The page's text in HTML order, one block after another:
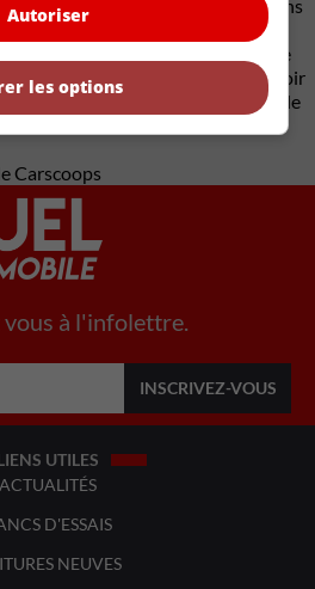
Mach-E pourrait ainsi entrer dans
transition : celui qui a permis à
avant de passer à une nouvelle
plus compétitifs. Reste à voir
chance à son premier véritable
s’il choisira de tourner
Carscoops
à l'infolettre.
UTILES
ACTUALITÉS
D'ESSAIS
NEUVES
Autoriser
les options